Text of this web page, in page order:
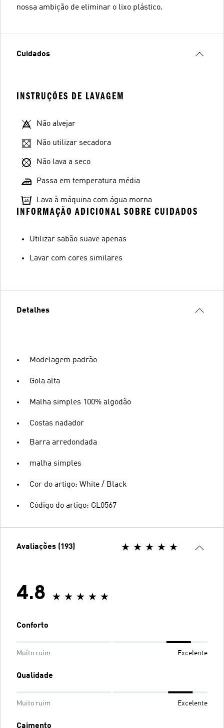
nossa ambição de eliminar o lixo plástico.
Cuidados
INSTRUÇÕES DE LAVAGEM
Não alvejar
Não utilizar secadora
Não lava a seco
Passa em temperatura média
Lava à máquina com água morna
INFORMAÇÃO ADICIONAL SOBRE CUIDADOS
Utilizar sabão suave apenas
Lavar com cores similares
Detalhes
Modelagem padrão
Gola alta
Malha simples 100% algodão
Costas nadador
Barra arredondada
malha simples
Cor do artigo: White / Black
Código do artigo: GL0567
Avaliações (193)
4.8
Conforto
Muito ruim Excelente
Qualidade
Muito ruim Excelente
Caimento